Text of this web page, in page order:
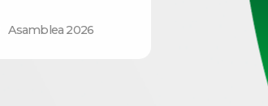
Asamblea 2026